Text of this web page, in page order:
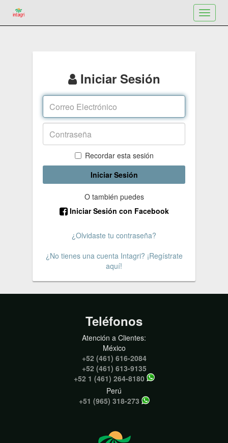
Toggle
Iniciar Sesión
Recordar esta sesión
Iniciar Sesión
O también puedes
Iniciar Sesión con Facebook
¿Olvidaste tu contraseña?
¿No tienes una cuenta Intagri? ¡Regístrate
aquí!
Teléfonos
Atención a Clientes:
México
+52 (461) 616-2084
+52 (461) 613-9135
+52 1 (461) 264-8180
Perú
+51 (965) 318-273